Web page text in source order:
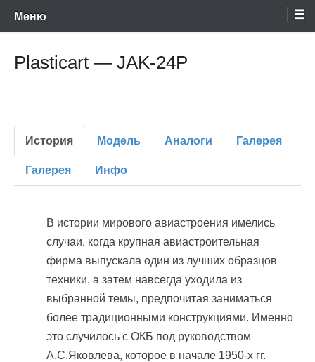
Перейти
Ретро-Модели.Ру
Энциклопедия отечественных и зарубежных сборных моделей
времен СССР и постсоветского периода. Проект участников сайтов
Меню
Plasticart — JAK-24P
История Модель Аналоги Галерея
Галерея Инфо
В истории мирового авиастроения имелись
случаи, когда крупная авиастроительная
фирма выпускала один из лучших образцов
техники, а затем навсегда уходила из
выбранной темы, предпочитая заниматься
более традиционными конструкциями. Именно
это случилось с ОКБ под руководством
А.С.Яковлева, которое в начале 1950-х гг.